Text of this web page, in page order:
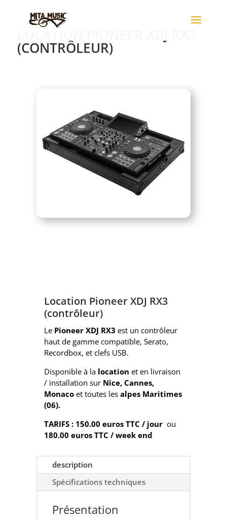
LOCATION PIONEER XDJ RX3
(CONTRÔLEUR)
Location Pioneer XDJ RX3
(contrôleur)
Le Pioneer XDJ RX3 est un contrôleur
haut de gamme compatible, Serato,
Recordbox, et clefs USB.
Disponible à la location et en livraison
/ installation sur Nice, Cannes,
Monaco et toutes les alpes Maritimes
(06).
TARIFS : 150.00 euros TTC / jour ou
180.00 euros TTC / week end
description
Spécifications techniques
Présentation